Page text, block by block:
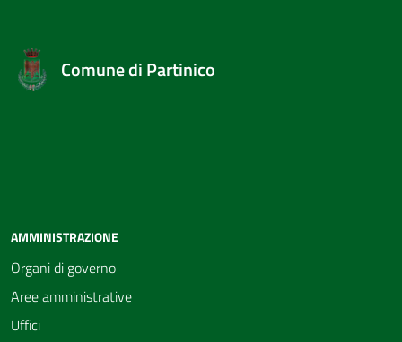
Comune di Partinico
AMMINISTRAZIONE
Organi di governo
Aree amministrative
Uffici